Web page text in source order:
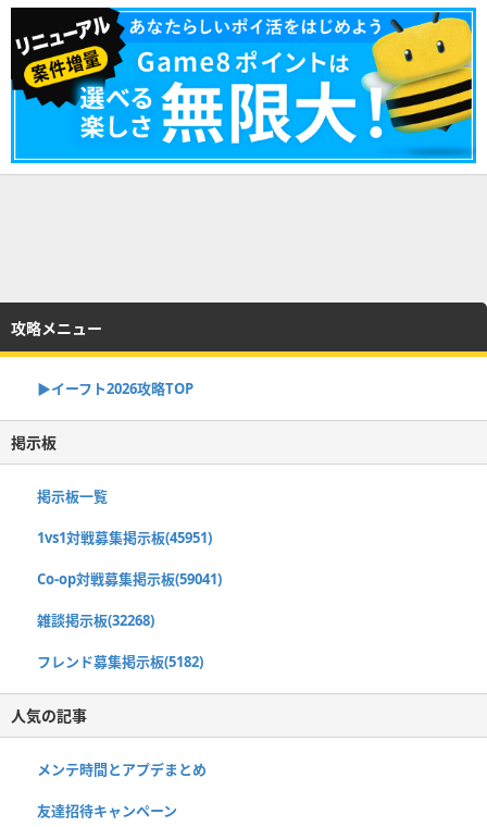
攻略メニュー
▶イーフト2026攻略TOP
掲示板
掲示板一覧
1vs1対戦募集掲示板(45951)
Co-op対戦募集掲示板(59041)
雑談掲示板(32268)
フレンド募集掲示板(5182)
人気の記事
メンテ時間とアプデまとめ
友達招待キャンペーン